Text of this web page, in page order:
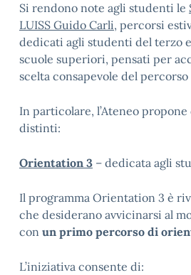
Si rendono note agli studenti le
LUISS Guido Carli, percorsi
dedicati agli studenti del terzo
scuole superiori, pensati per
scelta consapevole del
In particolare, l’Ateneo
distinti:
Orientation 3 – dedicata agli
Il programma Orientation 3 è
che desiderano avvicinarsi al
con un primo percorso di
L’iniziativa consente di: